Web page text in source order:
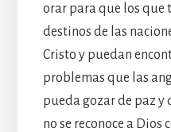
orar para que los que
destinos de las
Cristo y puedan
problemas que las
pueda gozar de paz y
no se reconoce a Dios